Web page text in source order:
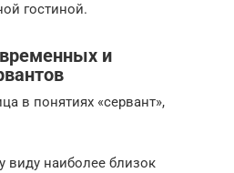
гостиной.
и
в понятиях «сервант»,
виду наиболее близок